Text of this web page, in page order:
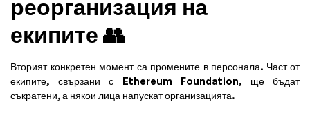
реорганизация на
екипите 👥
Вторият конкретен момент са промените в персонала. Част от
екипите, свързани с Ethereum Foundation, ще бъдат
съкратени, а някои лица напускат организацията.